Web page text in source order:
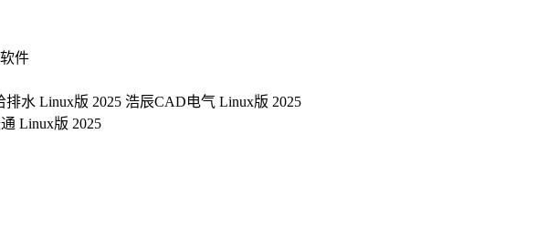
件
排水 Linux版 2025 浩辰CAD电气 Linux版 2025
Linux版 2025